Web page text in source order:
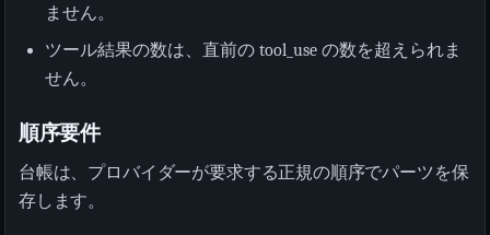
ません。
ツール結果の数は、直前の tool_use の数を超えられま
せん。
順序要件
台帳は、プロバイダーが要求する正規の順序でパーツを保
存します。